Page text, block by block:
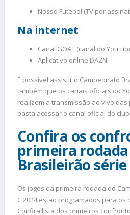
Nosso Futebol (TV por
Na internet
Canal GOAT (canal do
Aplicativo online DAZN
É possível assistir o Campeonato
também que os canais oficiais do
realizem a transmissão ao vivo das
basta acessar o canal oficial do
Confira os
primeira
Brasileirão série
Os jogos da primeira rodada do
C 2024 estão programados para os
Confira lista dos primeiros